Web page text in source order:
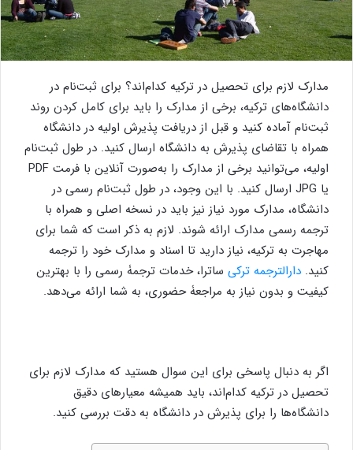
مدارک لازم برای تحصیل در ترکیه کدام‌اند؟ برای ثبت‌نام در
دانشگاه‌های ترکیه، برخی از مدارک را باید برای کامل کردن روند
ثبت‌نام آماده کنید و قبل از دریافت پذیرش اولیه در دانشگاه
همراه با تقاضای پذیرش به دانشگاه ارسال کنید. در طول ثبت‌نام
اولیه، می‌توانید برخی از مدارک را به‌صورت آنلاین با فرمت PDF
یا JPG ارسال کنید. با این وجود، در طول ثبت‌نام رسمی در
دانشگاه، مدارک مورد نیاز نیز باید در نسخه اصلی و همراه با
ترجمه رسمی مدارک ارائه شوند. لازم به ذکر است که شما برای
مهاجرت به ترکیه، نیاز دارید تا اسناد و مدارک خود را ترجمه
کنید. دارالترجمه ترکی ساترا، خدمات ترجمۀ رسمی را با بهترین
کیفیت و بدون نیاز به مراجعۀ حضوری، به شما ارائه می‌دهد.
اگر به دنبال پاسخی برای این سوال هستید که مدارک لازم برای
تحصیل در ترکیه کدام‌اند، باید همیشه معیارهای دقیق
دانشگاه‌ها را برای پذیرش در دانشگاه به دقت بررسی کنید.